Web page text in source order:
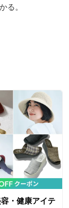
る。
・健康アイテ